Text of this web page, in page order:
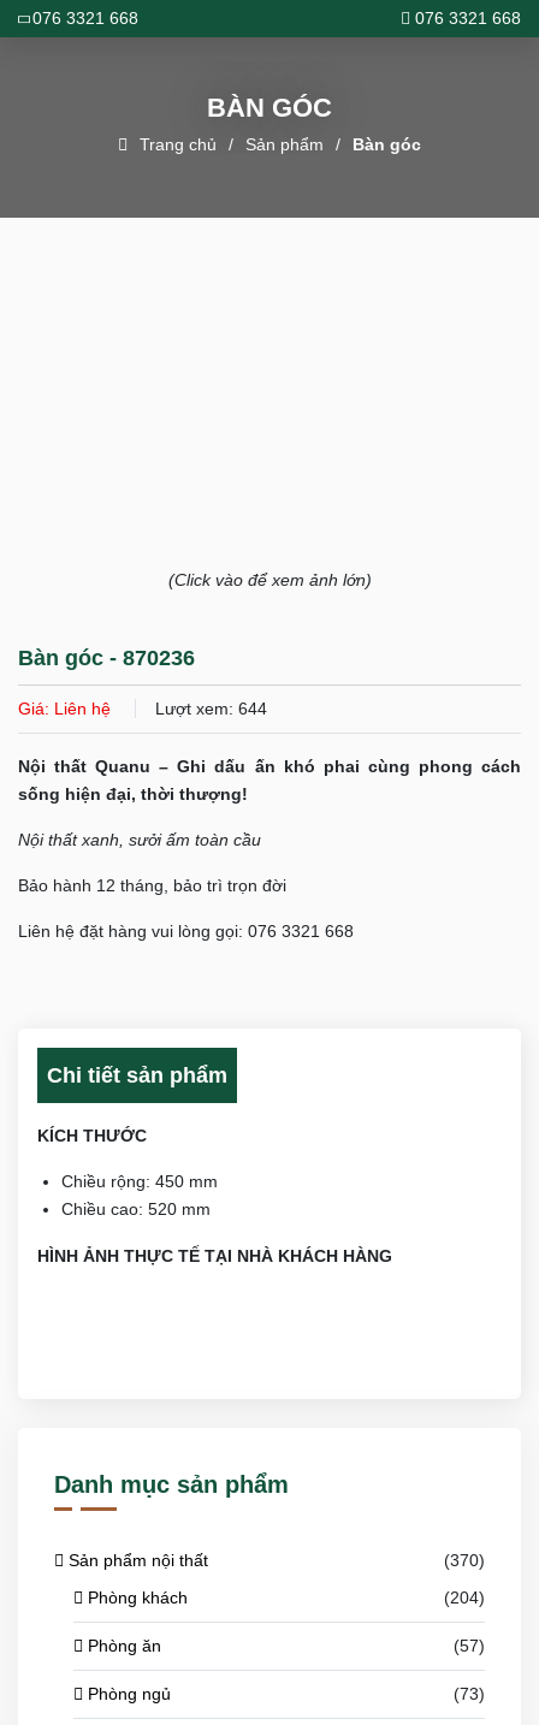
076 3321 668 076 3321 668
BÀN GÓC
Trang chủ Sản phẩm Bàn góc
(Click vào để xem ảnh lớn)
Bàn góc - 870236
Giá: Liên hệ Lượt xem: 644
Nội thất Quanu – Ghi dấu ấn khó phai cùng phong cách
sống hiện đại, thời thượng!
Nội thất xanh, sưởi ấm toàn cầu
Bảo hành 12 tháng, bảo trì trọn đời
Liên hệ đặt hàng vui lòng gọi: 076 3321 668
Chi tiết sản phẩm
KÍCH THƯỚC
Chiều rộng: 450 mm
Chiều cao: 520 mm
HÌNH ẢNH THỰC TẾ TẠI NHÀ KHÁCH HÀNG
Danh mục sản phẩm
Sản phẩm nội thất
(370)
Phòng khách
(204)
Phòng ăn (57)
Phòng ngủ (73)